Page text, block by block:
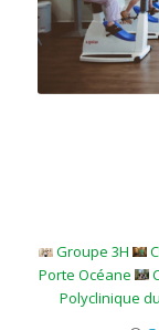
Groupe 3H
Porte Océane
Polyclinique